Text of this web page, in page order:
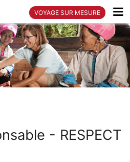
VOYAGE SUR MESURE
- RESPECT